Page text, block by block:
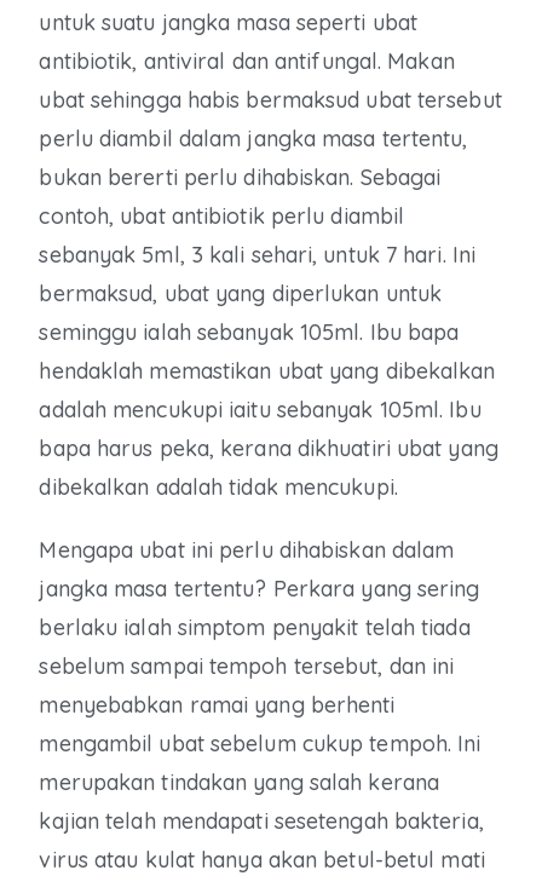
untuk suatu jangka masa seperti ubat
antibiotik, antiviral dan antifungal. Makan
ubat sehingga habis bermaksud ubat tersebut
perlu diambil dalam jangka masa tertentu,
bukan bererti perlu dihabiskan. Sebagai
contoh, ubat antibiotik perlu diambil
sebanyak 5ml, 3 kali sehari, untuk 7 hari. Ini
bermaksud, ubat yang diperlukan untuk
seminggu ialah sebanyak 105ml. Ibu bapa
hendaklah memastikan ubat yang dibekalkan
adalah mencukupi iaitu sebanyak 105ml. Ibu
bapa harus peka, kerana dikhuatiri ubat yang
dibekalkan adalah tidak mencukupi.
Mengapa ubat ini perlu dihabiskan dalam
jangka masa tertentu? Perkara yang sering
berlaku ialah simptom penyakit telah tiada
sebelum sampai tempoh tersebut, dan ini
menyebabkan ramai yang berhenti
mengambil ubat sebelum cukup tempoh. Ini
merupakan tindakan yang salah kerana
kajian telah mendapati sesetengah bakteria,
virus atau kulat hanya akan betul-betul mati